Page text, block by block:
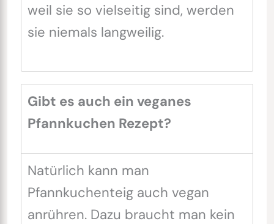
weil sie so vielseitig sind, werden
sie niemals langweilig.
Gibt es auch ein veganes
Pfannkuchen Rezept?
Natürlich kann man
Pfannkuchenteig auch vegan
anrühren. Dazu braucht man kein